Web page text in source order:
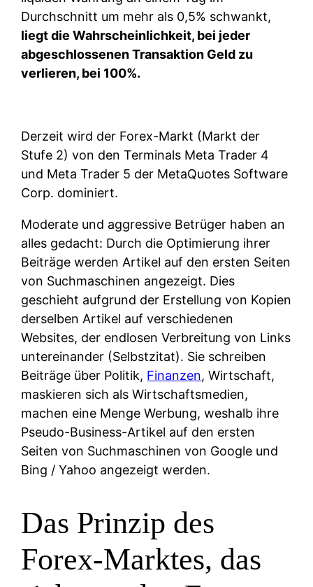
Durchschnitt um mehr als 0,5% schwankt,
liegt die Wahrscheinlichkeit, bei jeder
abgeschlossenen Transaktion Geld zu
verlieren, bei 100%.
Derzeit wird der Forex-Markt (Markt der
Stufe 2) von den Terminals Meta Trader 4
und Meta Trader 5 der MetaQuotes Software
Corp. dominiert.
Moderate und aggressive Betrüger haben an
alles gedacht: Durch die Optimierung ihrer
Beiträge werden Artikel auf den ersten Seiten
von Suchmaschinen angezeigt. Dies
geschieht aufgrund der Erstellung von Kopien
derselben Artikel auf verschiedenen
Websites, der endlosen Verbreitung von Links
untereinander (Selbstzitat). Sie schreiben
Beiträge über Politik, Finanzen, Wirtschaft,
maskieren sich als Wirtschaftsmedien,
machen eine Menge Werbung, weshalb ihre
Pseudo-Business-Artikel auf den ersten
Seiten von Suchmaschinen von Google und
Bing / Yahoo angezeigt werden.
Das Prinzip des
Forex-Marktes, das